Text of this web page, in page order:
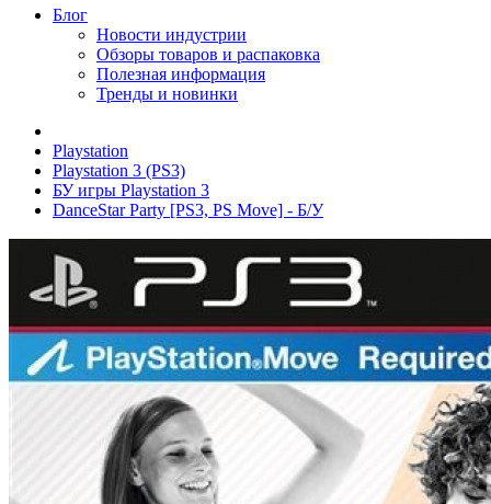
Блог
Новости индустрии
Обзоры товаров и распаковка
Полезная информация
Тренды и новинки
Playstation
Playstation 3 (PS3)
БУ игры Playstation 3
DanceStar Party [PS3, PS Move] - Б/У